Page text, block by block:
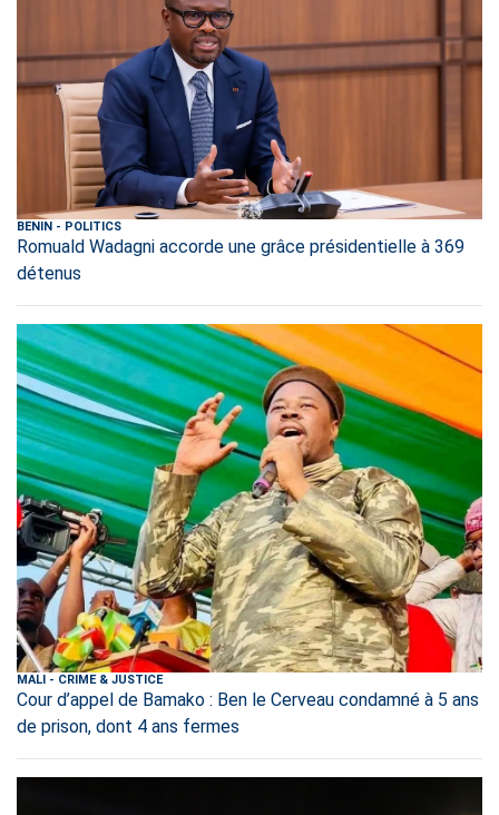
BENIN - POLITICS
Romuald Wadagni accorde une grâce présidentielle à 369
détenus
MALI - CRIME & JUSTICE
Cour d’appel de Bamako : Ben le Cerveau condamné à 5 ans
de prison, dont 4 ans fermes